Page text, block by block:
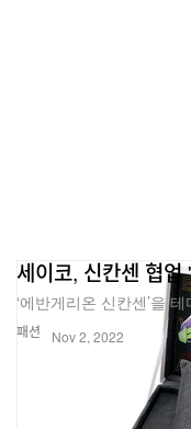
패션
세이코, 신칸센 협
‘에반게리온 신칸센’을
Nov 2, 2022